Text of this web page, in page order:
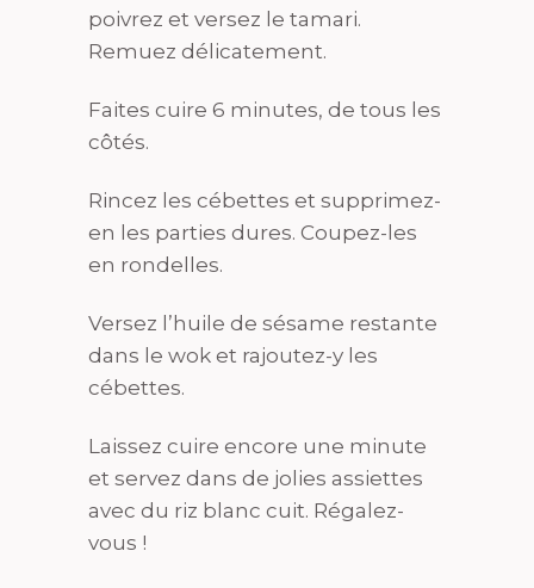
poivrez et versez le tamari.
Remuez délicatement.
Faites cuire 6 minutes, de tous les
côtés.
Rincez les cébettes et supprimez-
en les parties dures. Coupez-les
en rondelles.
Versez l’huile de sésame restante
dans le wok et rajoutez-y les
cébettes.
Laissez cuire encore une minute
et servez dans de jolies assiettes
avec du riz blanc cuit. Régalez-
vous !